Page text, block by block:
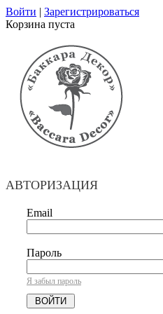
Войти | Зарегистрироваться
Корзина пуста
АВТОРИЗАЦИЯ
Email
Пароль
Я забыл пароль